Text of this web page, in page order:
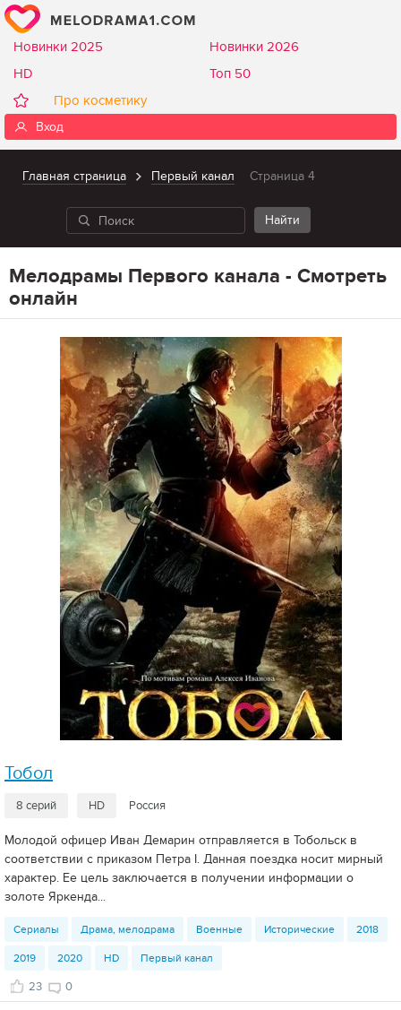
Новинки 2025
Новинки 2026
HD
Топ 50
Про косметику
Вход
Главная страница Первый канал Страница 4
Мелодрамы Первого канала - Смотреть
онлайн
Тобол
8 серий HD Россия
Молодой офицер Иван Демарин отправляется в Тобольск в
соответствии с приказом Петра I. Данная поездка носит мирный
характер. Ее цель заключается в получении информации о
золоте Яркенда...
Сериалы Драма, мелодрама Военные Исторические 2018
2019 2020 HD Первый канал
23 0